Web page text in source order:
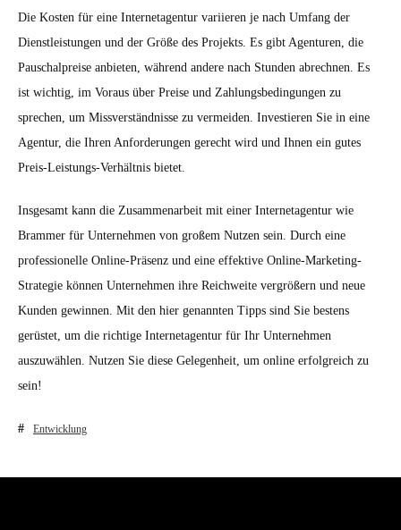
Die Kosten für eine Internetagentur variieren je nach Umfang der
Dienstleistungen und der Größe des Projekts. Es gibt Agenturen, die
Pauschalpreise anbieten, während andere nach Stunden abrechnen. Es
ist wichtig, im Voraus über Preise und Zahlungsbedingungen zu
sprechen, um Missverständnisse zu vermeiden. Investieren Sie in eine
Agentur, die Ihren Anforderungen gerecht wird und Ihnen ein gutes
Preis-Leistungs-Verhältnis bietet.
Insgesamt kann die Zusammenarbeit mit einer Internetagentur wie
Brammer für Unternehmen von großem Nutzen sein. Durch eine
professionelle Online-Präsenz und eine effektive Online-Marketing-
Strategie können Unternehmen ihre Reichweite vergrößern und neue
Kunden gewinnen. Mit den hier genannten Tipps sind Sie bestens
gerüstet, um die richtige Internetagentur für Ihr Unternehmen
auszuwählen. Nutzen Sie diese Gelegenheit, um online erfolgreich zu
sein!
Entwicklung